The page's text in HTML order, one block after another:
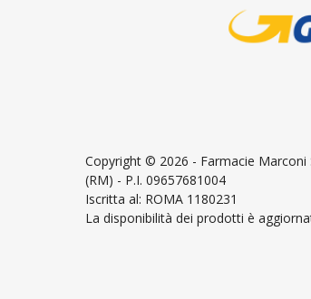
Copyright © 2026 - Farmacie
(RM) - P.I. 09657681004
Iscritta al: ROMA 1180231
La disponibilità dei prodotti è